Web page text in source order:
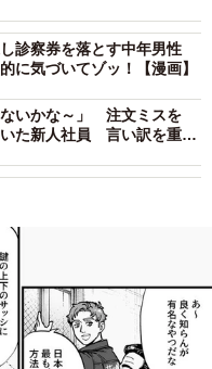
し診察券を落とす中年男性
に気づいてゾッ！【漫画】
ないかな～」 注文ミスを
いた新人社員 言い訳を重ね